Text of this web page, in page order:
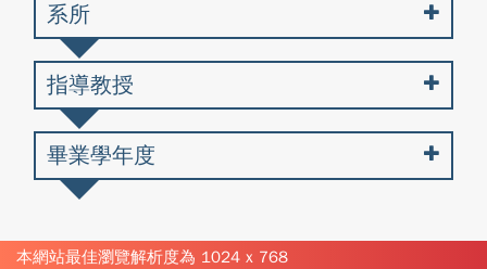
系所
指導教授
畢業學年度
本網站最佳瀏覽解析度為 1024 x 768